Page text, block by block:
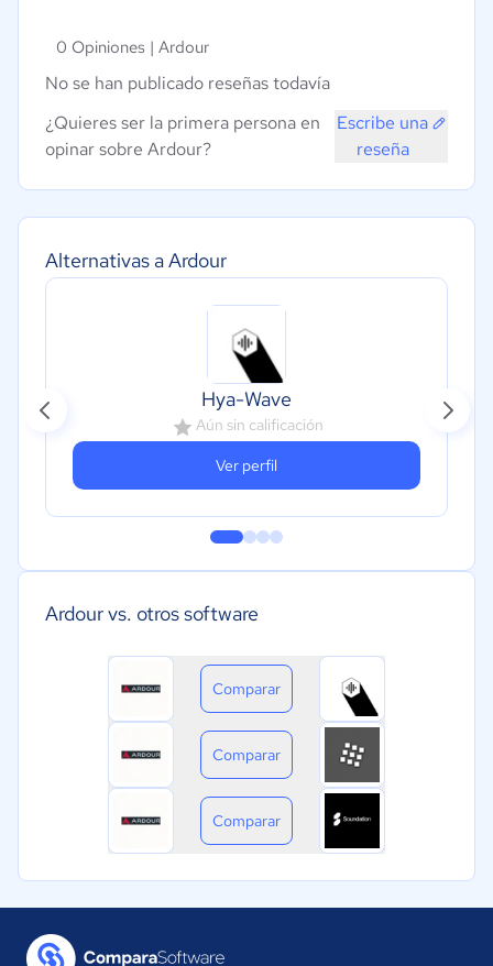
Alternativas a Ardour
Hya-Wave
Aún sin calificación
Ver perfil
Ardour vs. otros software
Comparar
Comparar
Comparar
0 Opiniones | Ardour
No se han publicado reseñas todavía
¿Quieres ser la primera persona en
opinar sobre Ardour?
Escribe una
reseña